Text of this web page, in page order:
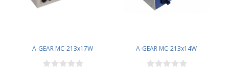
A-GEAR MC-213x17W A-GEAR MC-213x14W